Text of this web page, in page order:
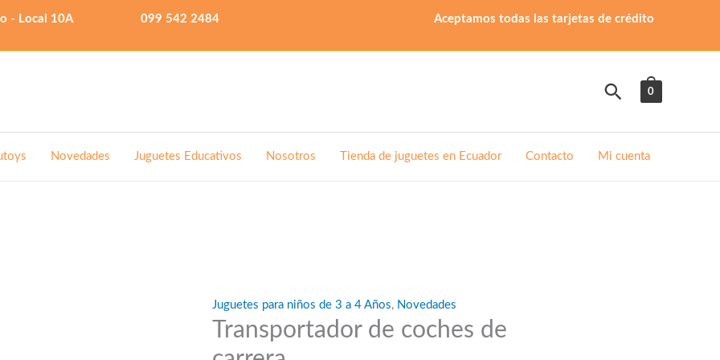
- Local 10A 099 542 2484 Aceptamos todas las tarjetas de crédito
Buscar
0
Novedades Juguetes Educativos Nosotros Tienda de juguetes en Ecuador Contacto Mi cuenta
Juguetes para niños de 3 a 4 Años, Novedades
Transportador de coches de